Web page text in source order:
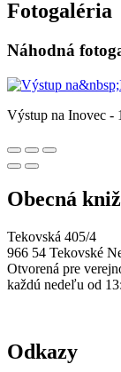
Fotogaléria
Náhodná
Výstup na Inovec -
Obecná
Tekovská 405/4
966 54 Tekovské
Otvorená pre
každú nedeľu od
Odkazy